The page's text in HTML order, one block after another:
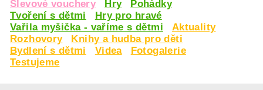
Slevové vouchery
Hry
Pohádky
Tvoření s dětmi
Hry pro hravé
Vařila myšička - vaříme s dětmi
Aktuality
Rozhovory
Knihy a hudba pro děti
Bydlení s dětmi
Videa
Fotogalerie
Testujeme